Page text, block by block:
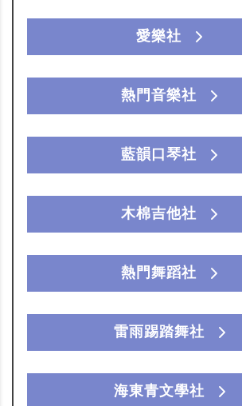
愛樂社
熱門音樂社
藍韻口琴社
木棉吉他社
熱門舞蹈社
雷雨踢踏舞社
海東青文學社